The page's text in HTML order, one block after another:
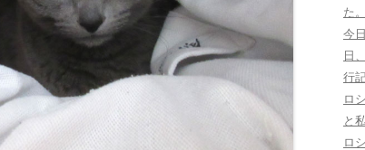
た
今
日
行
ロ
と
ロ